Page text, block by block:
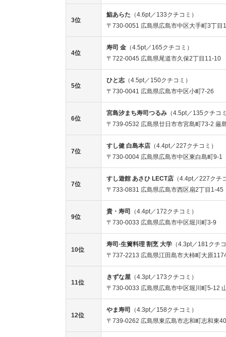
3位
鮨あらた （4.6pt／133クチコミ）
〒730-0051 広島県広島市中区大手町3丁目
4位
寿司 金 （4.5pt／165クチコミ）
〒722-0045 広島県尾道市久保2丁目11-10
5位
ひと志 （4.5pt／150クチコミ）
〒730-0041 広島県広島市中区小町7-26
6位
宮島汐まち寿司つるみ （4.5pt／135クチコ
〒739-0532 広島県廿日市市宮島町73-2 厳
7位
すし健 白島本店 （4.4pt／227クチコミ）
〒730-0004 広島県広島市中区東白島町9-1
7位
すし遊館 あさひ LECT店 （4.4pt／227クチ
〒733-0831 広島県広島市西区扇2丁目1-45
9位
貴・寿司
（4.4pt／172クチコミ）
〒730-0033 広島県広島市中区堀川町3-9
10位
寿司·生簀料理 割烹 大学 （4.3pt／181クチ
〒737-2213 広島県江田島市大柿町大原
11位
きずな屋 （4.3pt／173クチコミ）
〒730-0033 広島県広島市中区堀川町5-12
12位
やま寿司
（4.3pt／158クチコミ）
〒739-0262 広島県東広島市志和町志和東